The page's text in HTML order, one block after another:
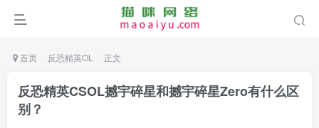
首页 反恐精英OL 正文
反恐精英CSOL撼宇碎星和撼宇碎星Zero有什么区
别？